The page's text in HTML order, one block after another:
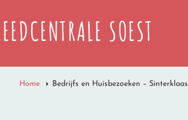
SOEST
Home Bedrijfs en Huisbezoeken – Sinterklaas